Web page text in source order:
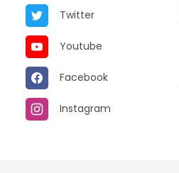
Twitter
Youtube
Facebook
Instagram